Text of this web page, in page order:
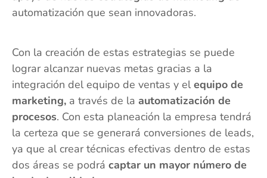
automatización que sean innovadoras.
Con la creación de estas estrategias se puede
lograr alcanzar nuevas metas gracias a la
integración del equipo de ventas y elequipo de
marketing, a través de la automatización de
procesos. Con esta planeación la empresa tendrá
la certeza que se generará conversiones de leads,
ya que al crear técnicas efectivas dentro de estas
dos áreas se podrá captar un mayor número de